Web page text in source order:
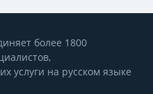
более 1800
услуги на русском языке